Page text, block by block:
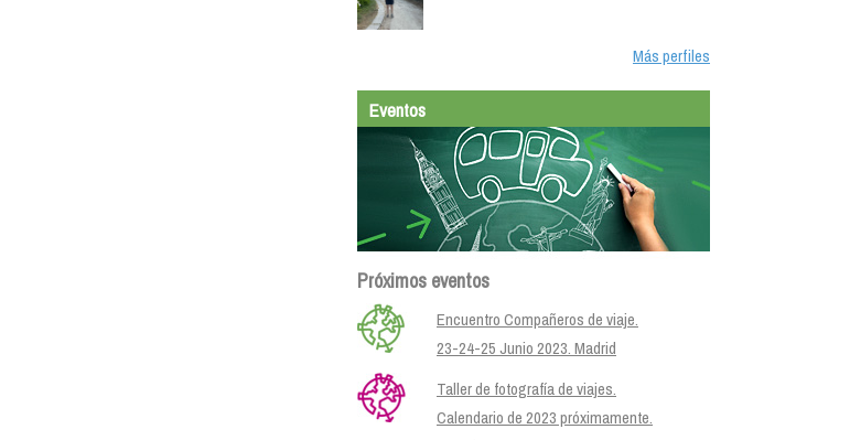
Más perfiles
Eventos
Próximos eventos
Encuentro Compañeros de viaje.
23-24-25 Junio 2023. Madrid
Taller de fotografía de viajes.
Calendario de 2023 próximamente.